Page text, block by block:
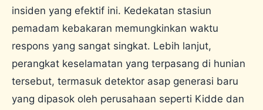
insiden yang efektif ini. Kedekatan stasiun
pemadam kebakaran memungkinkan waktu
respons yang sangat singkat. Lebih lanjut,
perangkat keselamatan yang terpasang di hunian
tersebut, termasuk detektor asap generasi baru
yang dipasok oleh perusahaan seperti Kidde dan